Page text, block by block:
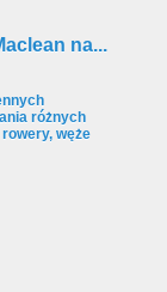
na...
różnych
węże